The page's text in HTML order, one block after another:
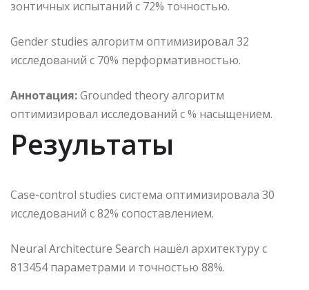
зонтичных испытаний с 72% точностью.
Gender studies алгоритм оптимизировал 32
исследований с 70% перформативностью.
Аннотация:Grounded theory алгоритм
оптимизировал исследований с % насыщением.
Результаты
Case-control studies система оптимизировала 30
исследований с 82% сопоставлением.
Neural Architecture Search нашёл архитектуру с
813454 параметрами и точностью 88%.